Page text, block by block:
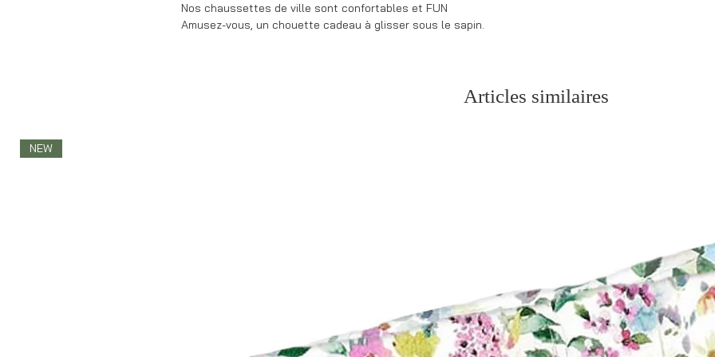
Nos chaussettes de ville sont confortables et FUN
Amusez-vous, un chouette cadeau à glisser sous le sapin.
Articles similaires
NEW